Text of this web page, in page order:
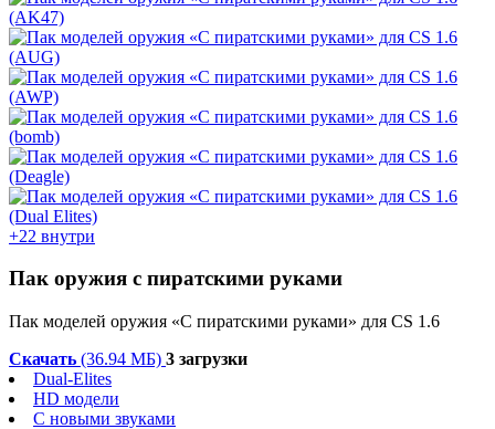
+22 внутри
Пак оружия с пиратскими руками
Пак моделей оружия «С пиратскими руками» для CS 1.6
Скачать (36.94 МБ) 3 загрузки
Dual-Elites
HD модели
С новыми звуками